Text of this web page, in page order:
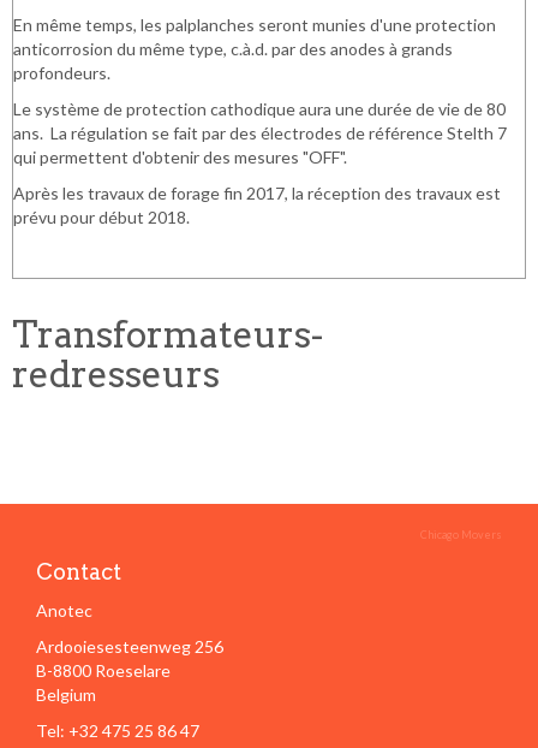
En même temps, les palplanches seront munies d'une protection
anticorrosion du même type, c.à.d. par des anodes à grands
profondeurs.
Le système de protection cathodique aura une durée de vie de 80
ans. La régulation se fait par des électrodes de référence Stelth 7
qui permettent d'obtenir des mesures "OFF".
Après les travaux de forage fin 2017, la réception des travaux est
prévu pour début 2018.
Transformateurs-
redresseurs
Chicago Movers
Contact
Anotec
Ardooiesesteenweg 256
B-8800 Roeselare
Belgium
Tel: +32 475 25 86 47